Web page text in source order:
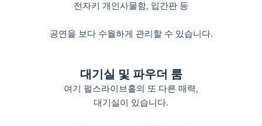
전자키 개인사물함, 입간판 등
공연을 보다 수월하게 관리할 수 있습니다.
대기실 및 파우더 룸
여기 펄스라이브홀의 또 다른 매력,
대기실이 있습니다.